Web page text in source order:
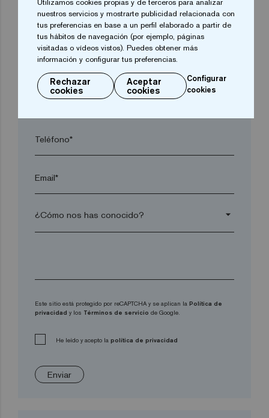
Localidad*
Código postal*
Teléfono*
Email*
arrow_drop_down
Este sitio está protegido por reCAPTCHA y se aplican la Política de
privacidad y los Términos de servicio de Google.
He leído y acepto la política de privacidad
Enviar
nuestros servicios y mostrarte publicidad relacionada con
tus preferencias en base a un perfil elaborado a partir de
tus hábitos de navegación (por ejemplo, páginas
visitadas o vídeos vistos). Puedes obtener más
información y configurar tus preferencias.
Rechazar
cookies
Aceptar
cookies
Configurar
cookies